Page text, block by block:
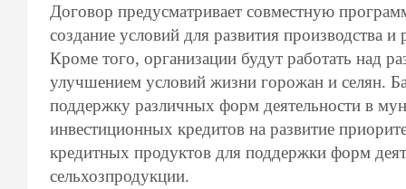
Договор предусматривает совместную
создание условий для развития производства
Кроме того, организации будут работать над
улучшением условий жизни горожан и селян.
поддержку различных форм деятельности в
инвестиционных кредитов на развитие
кредитных продуктов для поддержки форм
сельхозпродукции.